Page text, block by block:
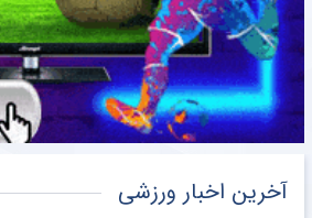
آخرین اخبار ورزشی